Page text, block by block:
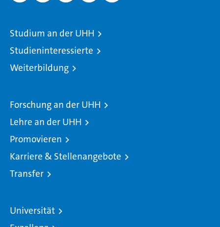
Studium an der UHH
Studieninteressierte
Weiterbildung
Forschung an der UHH
Lehre an der UHH
Promovieren
Karriere & Stellenangebote
Transfer
Universität